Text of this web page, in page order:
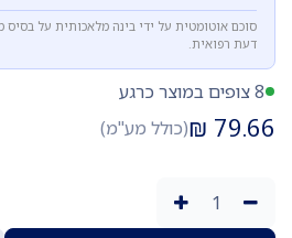
סוכם אוטומטית על ידי בינה מלאכותית על בסיס
דעת רפואית.
8 צופים במוצר כרגע
79.66
₪(כולל מע"מ)